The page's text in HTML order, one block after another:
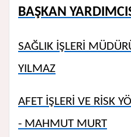
BAŞKAN
SAĞLIK İŞLERİ
YILMAZ
AFET İŞLERİ VE RİSK
- MAHMUT MURT